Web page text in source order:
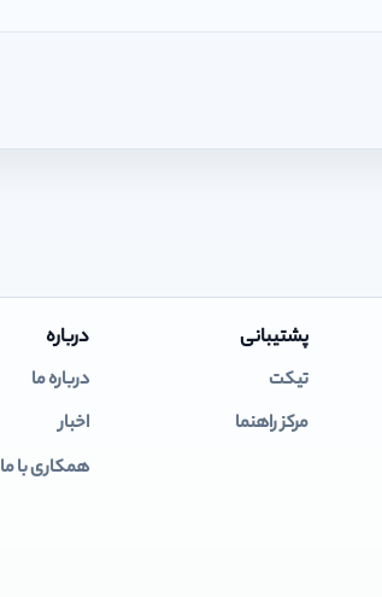
پشتیبانی
تیکت
مرکز راهنما
درباره
درباره ما
اخبار
همکاری با ما